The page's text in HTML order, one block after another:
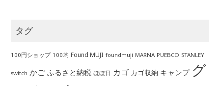
タグ
100円ショップ 100均 Found MUJI foundmuji MARNA PUEBCO STANLEY
switch かご ふるさと納税 ほぼ日 カゴ カゴ収納 キャンプ グ